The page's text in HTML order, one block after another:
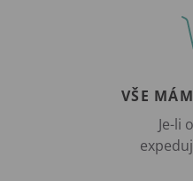
VŠE
Je-li